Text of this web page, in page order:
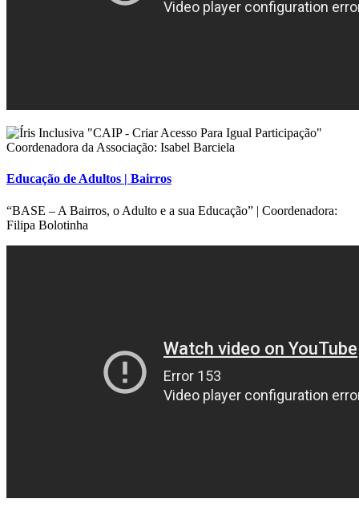
Educação de Adultos | Bairros
“BASE – A Bairros, o Adulto e a sua Educação” | Coordenadora:
Filipa Bolotinha